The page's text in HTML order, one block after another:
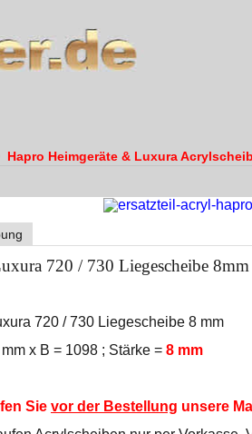
Hapro Heimgeräte & Luxura
720 / 730 Liegescheibe 8mm
720 / 730 Liegescheibe 8 mm
mm x B = 1098 ; Stärke = 8 mm
Sie vor der Bestellung unsere